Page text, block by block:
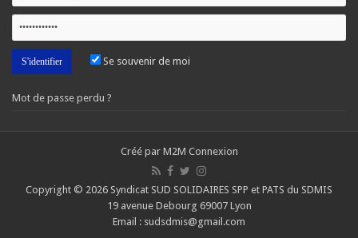
Se souvenir de moi
Mot de passe perdu ?
Créé par M2M Connexion
Copyright © 2026 Syndicat SUD SOLIDAIRES SPP et PATS du SDMIS
19 avenue Debourg 69007 Lyon
Email : sudsdmis@gmail.com